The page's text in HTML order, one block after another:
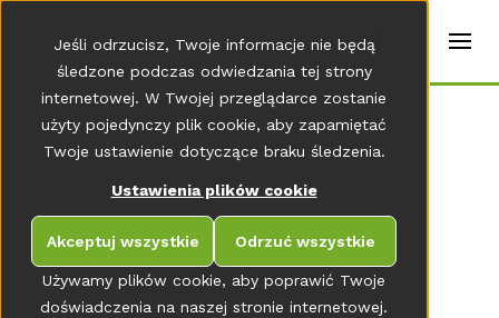
Używamy plików cookie, aby poprawić Twoje
doświadczenia na naszej stronie internetowej.
Jeśli odrzucisz, Twoje informacje nie będą
śledzone podczas odwiedzania tej strony
internetowej. W Twojej przeglądarce zostanie
użyty pojedynczy plik cookie, aby zapamiętać
Twoje ustawienie dotyczące braku śledzenia.
Ustawienia plików cookie
Akceptuj wszystkie Odrzuć wszystkie
t
r
s
E
n
g
Home
PRZEJDŹ DO PRZEGLĄDU NEWSROOMU